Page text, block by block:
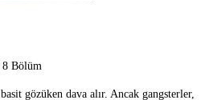
8 Bölüm
gözüken dava alır. Ancak gangsterler,